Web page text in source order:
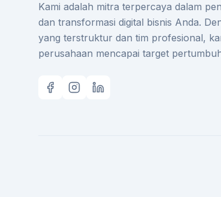
Kami adalah mitra terpercaya dalam
dan transformasi digital bisnis Anda.
yang terstruktur dan tim profesional,
perusahaan mencapai target